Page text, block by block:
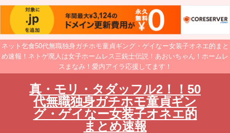
ネット乞食50代無職独身ガチホモ童貞ギング・ゲイなー女装子オネエ的まと
め速報！ネトゲ廃人は女子ホームレス三銃士伝説！あおいちゃん！ホームレ
スまなみ！愛内アイラ応援してます！
真・モリ・タダッフル2！！50
代無職独身ガチホモ童貞ギン
グ・ゲイなー女装子オネエ的
まとめ速報